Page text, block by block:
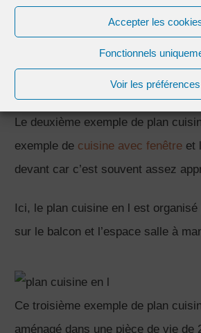
Accepter les
Fonctionnels
Voir les préférences
Ce deuxième exemple de plan
exemple de cuisien avec fenêtre au
Le deuxième exemple de plan
exemple de cuisine avec fenêtre et
devant car c’est souvent assez
Ici, le plan cuisine en l est
sur le balcon et l’espace salle à
Ce troisième exemple de plan
aménagé dans une pièce de vie de